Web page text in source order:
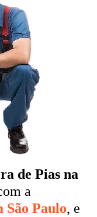
de Pias na
a
São Paulo, e